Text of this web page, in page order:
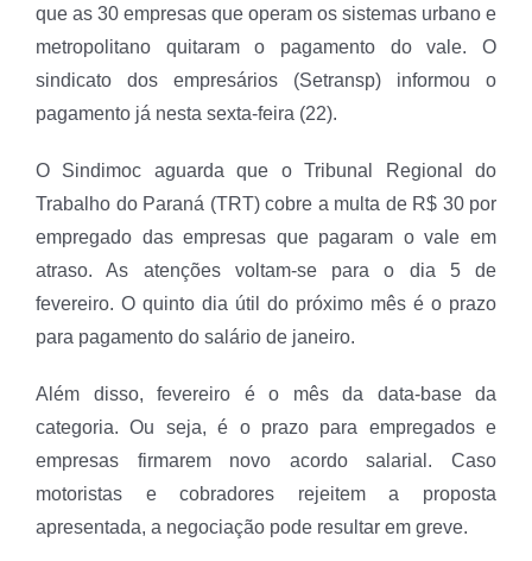
que as 30 empresas que operam os sistemas urbano e
metropolitano quitaram o pagamento do vale. O
sindicato dos empresários (Setransp) informou o
pagamento já nesta sexta-feira (22).
O Sindimoc aguarda que o Tribunal Regional do
Trabalho do Paraná (TRT) cobre a multa de R$ 30 por
empregado das empresas que pagaram o vale em
atraso. As atenções voltam-se para o dia 5 de
fevereiro. O quinto dia útil do próximo mês é o prazo
para pagamento do salário de janeiro.
Além disso, fevereiro é o mês da data-base da
categoria. Ou seja, é o prazo para empregados e
empresas firmarem novo acordo salarial. Caso
motoristas e cobradores rejeitem a proposta
apresentada, a negociação pode resultar em greve.